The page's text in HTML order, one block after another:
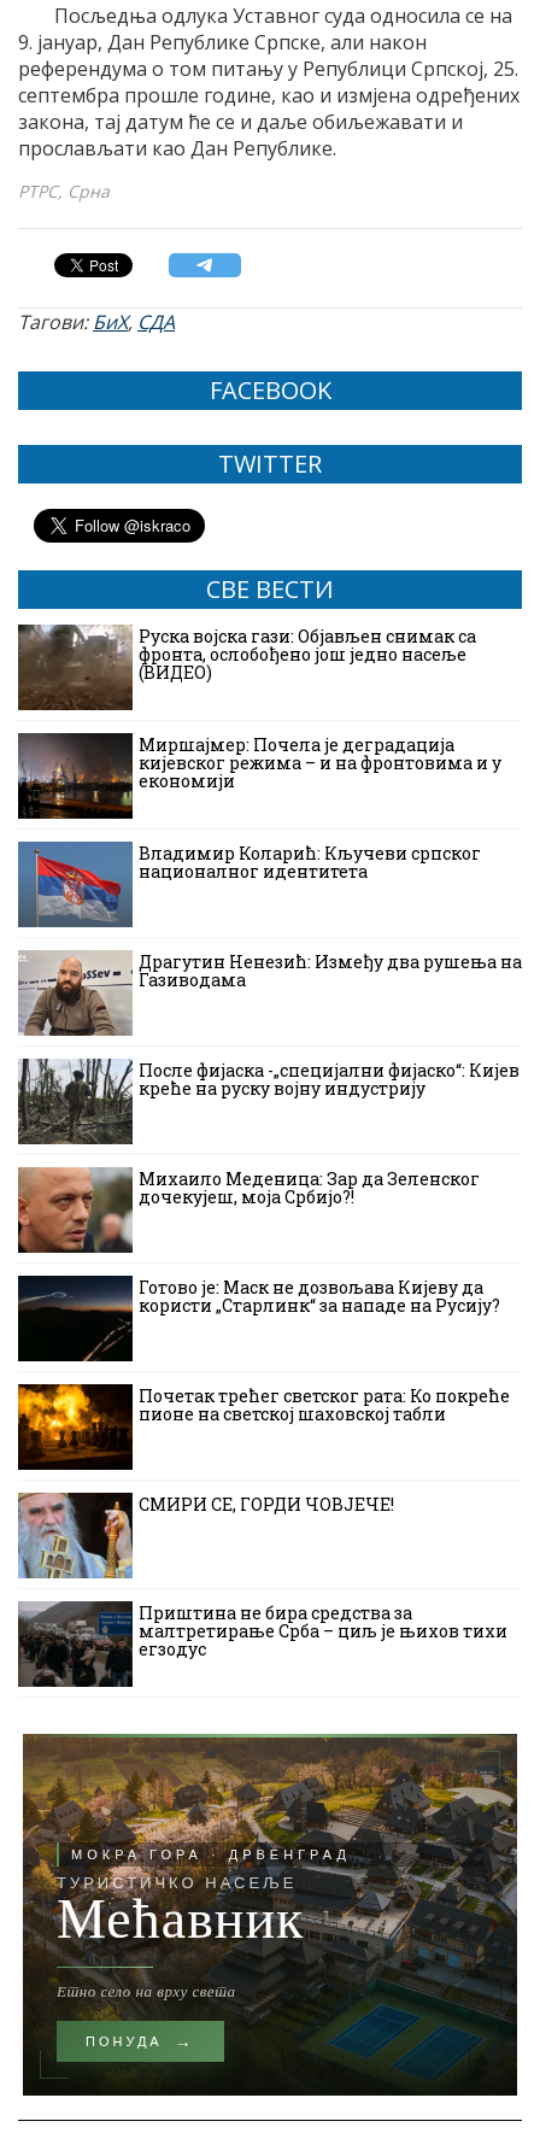
Посљедња одлука Уставног суда односила се на
9. јануар, Дан Републике Српске, али након
референдума о том питању у Републици Српској, 25.
септембра прошле године, као и измјена одређених
закона, тај датум ће се и даље обиљежавати и
прослављати као Дан Републике.
РТРС, Срна
Тагови:БиХ, СДА
FACEBOOK
TWITTER
СВЕ ВЕСТИ
Руска војска гази: Објављен снимак са
фронта, ослобођено још једно насеље
(ВИДЕО)
Миршајмер: Почела је деградација
кијевског режима – и на фронтовима и у
економији
Владимир Коларић: Кључеви српског
националног идентитета
Драгутин Ненезић: Између два рушења на
Газиводама
После фијаска -„специјални фијаско“: Кијев
креће на руску војну индустрију
Михаило Меденица: Зар да Зеленског
дочекујеш, моја Србијо?!
Готово је: Маск не дозвољава Кијеву да
користи „Старлинк“ за нападе на Русију?
Почетак трећег светског рата: Ко покреће
пионе на светској шаховској табли
СМИРИ СЕ, ГОРДИ ЧОВЈЕЧЕ!
Приштина не бира средства за
малтретирање Срба – циљ је њихов тихи
егзодус